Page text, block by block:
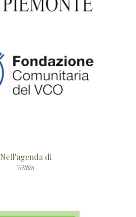
Nell'agenda di
Within